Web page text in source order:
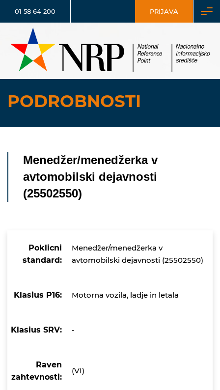
01 58 64 200 PRIJAVA
PODROBNOSTI
Menedžer/menedžerka v
avtomobilski dejavnosti
(25502550)
Poklicni
standard:
Menedžer/menedžerka v
avtomobilski dejavnosti (25502550)
Klasius P16: Motorna vozila, ladje in letala
Klasius SRV: -
Raven
zahtevnosti:
(VI)